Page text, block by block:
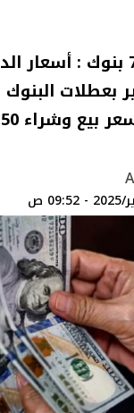
بعد تراجعه بـ7 بنوك :
11 يناير بعطلات